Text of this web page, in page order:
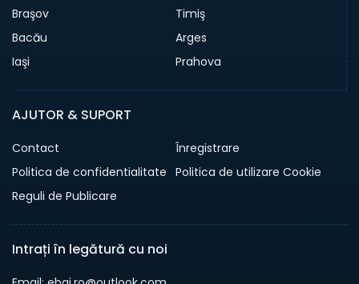
Braşov
Timiş
Bacău
Arges
Iaşi
Prahova
AJUTOR & SUPORT
Contact
Înregistrare
Politica de confidentialitate Politica de utilizare Cookie
Reguli de Publicare
Intrați în legătură cu noi